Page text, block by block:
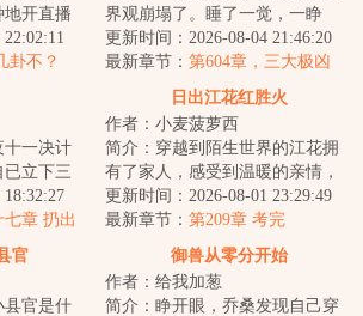
地开直播
败的宋
卦不？
界观崩塌了。睡了一觉，一睁
眼，视线里就浮现出了一行字：
[境界：练气境/]...
更新时间：2026-08-04 21:46:20
最新章节： 第604章，三大极凶
十一决计
立下三
二，十
章 扔出
日出江花红胜火
作者：小麦菠萝西
简介：穿越到陌生世界的江花拥
有了家人，感受到温暖的亲情，
全家人一起努力过上了富裕幸福
快乐的日子。...
更新时间：2026-08-01 23:29:49
最新章节： 第209章 考完
官
县官是什
御兽从零分开始
作者：给我加葱
简介：睁开眼，乔桑发现自己穿